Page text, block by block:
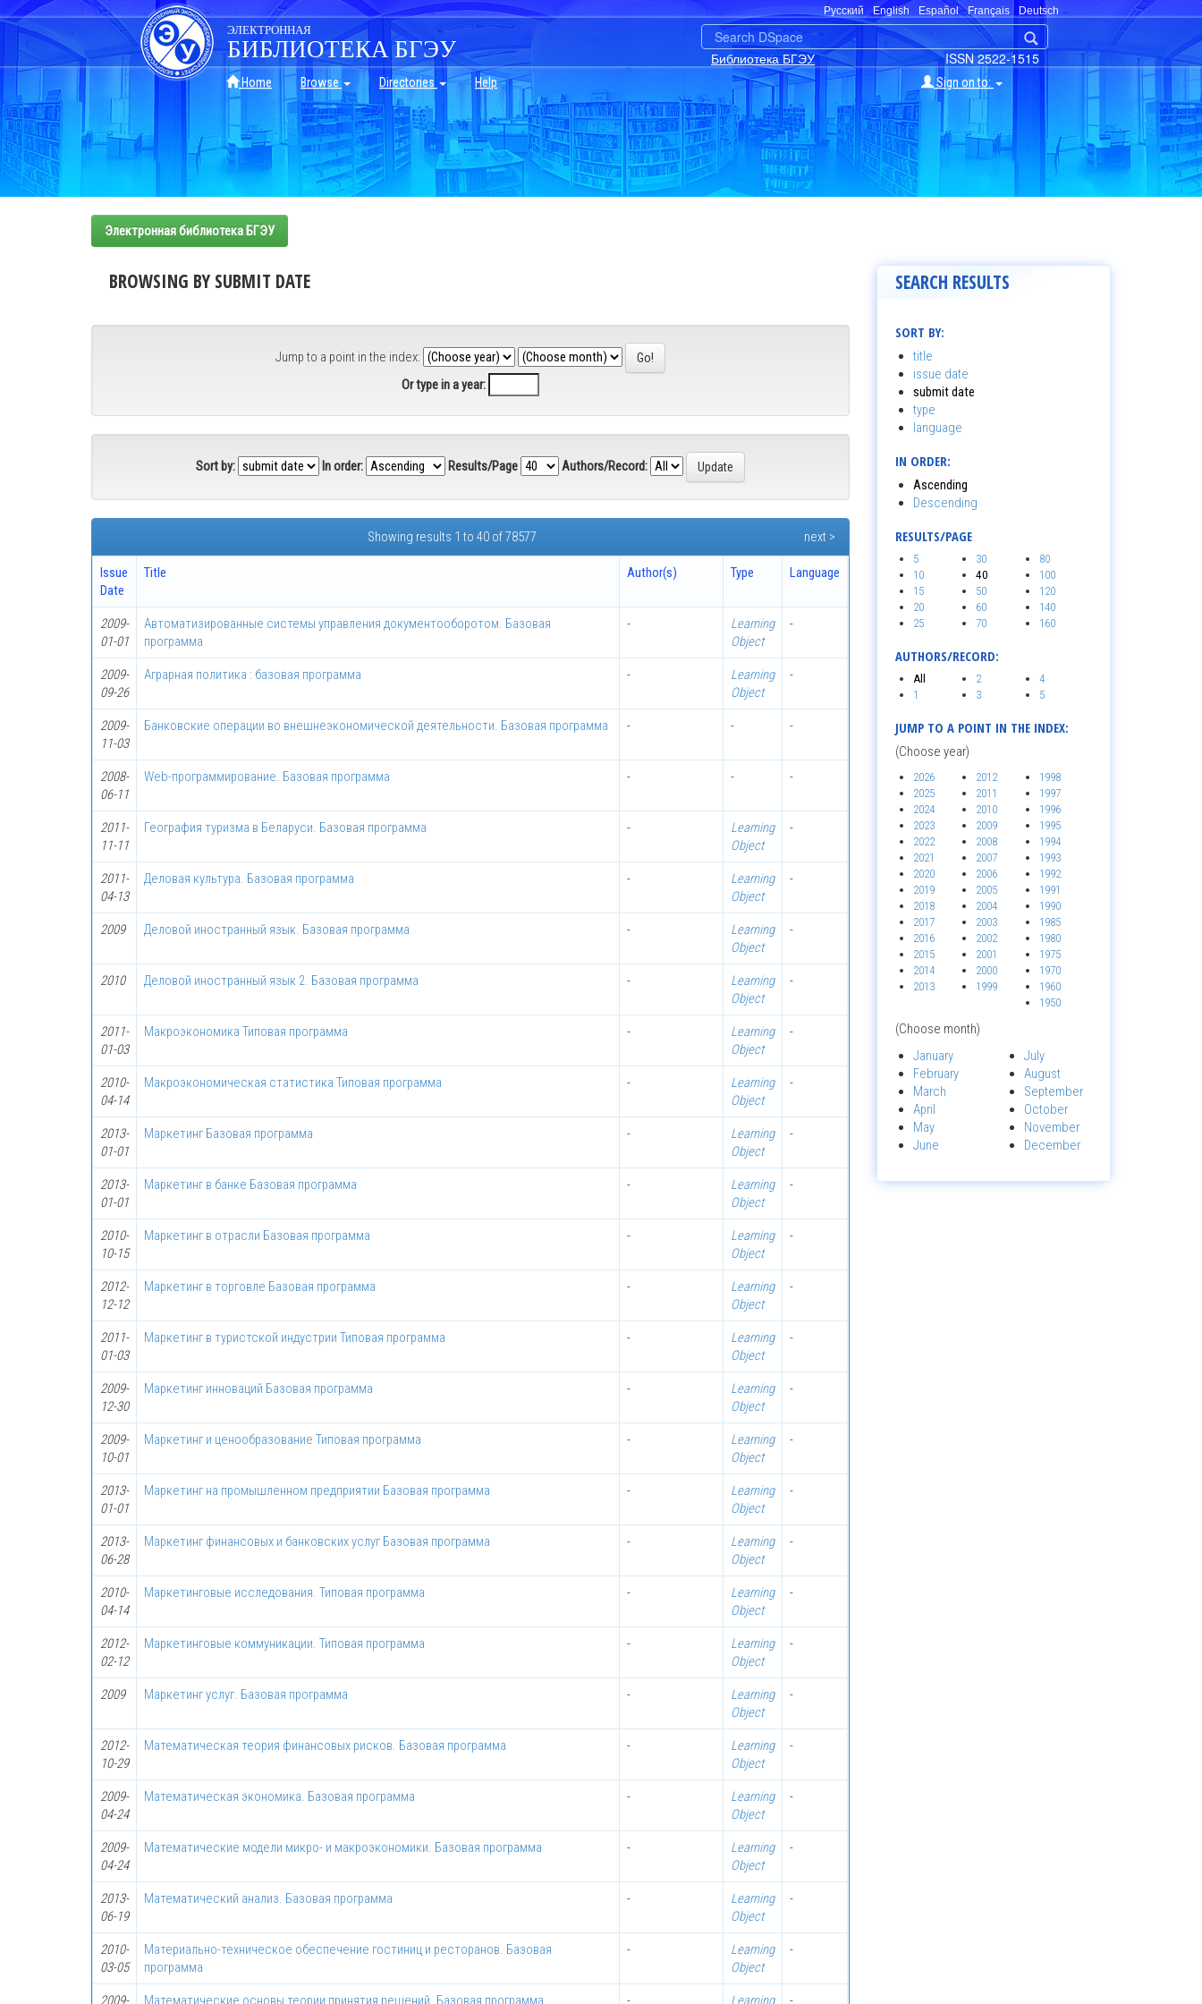
Skip
navigation
Русский English Español Français Deutsch
ISSN 2522-1515
Библиотека БГЭУ
ЭЛЕКТРОННАЯ
БИБЛИОТЕКА БГЭУ
Home Browse Directories Help Sign on to:
Электронная библиотека БГЭУ
BROWSING BY SUBMIT DATE
Jump to a point in the index:
Or type in a year:
Sort by: In order: Results/Page Authors/Record:
Showing results 1 to 40 of 78577 next >
Issue
Date
Title Author(s) Type Language
2009-
01-01
Автоматизированные системы управления документооборотом. Базовая
программа
-
Learning
Object
-
2009-
09-26
Аграрная политика : базовая программа -
Learning
Object
-
2009-
11-03
Банковские операции во внешнеэкономической деятельности. Базовая программа - - -
2008-
06-11
Web-программирование. Базовая программа - - -
2011-
11-11
География туризма в Беларуси. Базовая программа -
Learning
Object
-
2011-
04-13
Деловая культура. Базовая программа -
Learning
Object
-
2009 Деловой иностранный язык. Базовая программа -
Learning
Object
-
2010 Деловой иностранный язык 2. Базовая программа -
Learning
Object
-
2011-
01-03
Макроэкономика Типовая программа -
Learning
Object
-
2010-
04-14
Макроэкономическая статистика Типовая программа -
Learning
Object
-
2013-
01-01
Маркетинг Базовая программа -
Learning
Object
-
2013-
01-01
Маркетинг в банке Базовая программа -
Learning
Object
-
2010-
10-15
Маркетинг в отрасли Базовая программа -
Learning
Object
-
2012-
12-12
Маркетинг в торговле Базовая программа -
Learning
Object
-
2011-
01-03
Маркетинг в туристской индустрии Типовая программа -
Learning
Object
-
2009-
12-30
Маркетинг инноваций Базовая программа -
Learning
Object
-
2009-
10-01
Маркетинг и ценообразование Типовая программа -
Learning
Object
-
2013-
01-01
Маркетинг на промышленном предприятии Базовая программа -
Learning
Object
-
2013-
06-28
Маркетинг финансовых и банковских услуг Базовая программа -
Learning
Object
-
2010-
04-14
Маркетинговые исследования. Типовая программа -
Learning
Object
-
2012-
02-12
Маркетинговые коммуникации. Типовая программа -
Learning
Object
-
2009 Маркетинг услуг. Базовая программа -
Learning
Object
-
2012-
10-29
Математическая теория финансовых рисков. Базовая программа -
Learning
Object
-
2009-
04-24
Математическая экономика. Базовая программа -
Learning
Object
-
2009-
04-24
Математические модели микро- и макроэкономики. Базовая программа -
Learning
Object
-
2013-
06-19
Математический анализ. Базовая программа -
Learning
Object
-
2010-
03-05
Материально-техническое обеспечение гостиниц и ресторанов. Базовая
программа
-
Learning
Object
-
2009-
Математические основы теории принятия решений. Базовая программа -
Learning
-
SEARCH RESULTS
SORT BY:
title
issue date
submit date
type
language
IN ORDER:
Ascending
Descending
RESULTS/PAGE
5
10
15
20
25
30
40
50
60
70
80
100
120
140
160
AUTHORS/RECORD:
All
1
2
3
4
5
JUMP TO A POINT IN THE INDEX:
(Choose year)
2026
2025
2024
2023
2022
2021
2020
2019
2018
2017
2016
2015
2014
2013
2012
2011
2010
2009
2008
2007
2006
2005
2004
2003
2002
2001
2000
1999
1998
1997
1996
1995
1994
1993
1992
1991
1990
1985
1980
1975
1970
1960
1950
(Choose month)
January
February
March
April
May
June
July
August
September
October
November
December